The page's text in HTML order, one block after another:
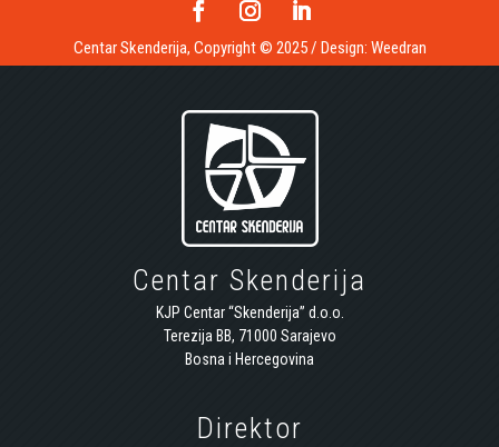
Centar Skenderija, Copyright © 2025 / Design: Weedran
Centar Skenderija
KJP Centar “Skenderija” d.o.o.
Terezija BB, 71000 Sarajevo
Bosna i Hercegovina
Direktor